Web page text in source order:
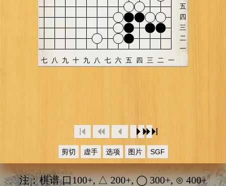
剪切 虚手 选项 图片 SGF
注：棋谱 口100+, △ 200+, ◯ 300+, ⊙ 400+